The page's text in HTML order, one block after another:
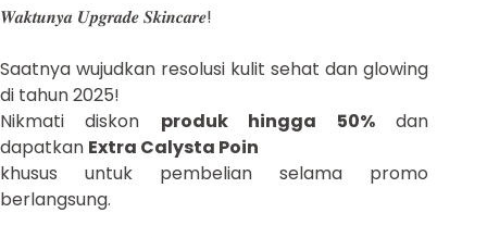
𝑾𝒂𝒌𝒕𝒖𝒏𝒚𝒂 𝑼𝒑𝒈𝒓𝒂𝒅𝒆 𝑺𝒌𝒊𝒏𝒄𝒂𝒓𝒆!
Saatnya wujudkan resolusi kulit sehat dan glowing
di tahun 2025!
Nikmati diskon produk hingga 50%dan
dapatkan Extra Calysta Poin
khusus untuk pembelian selama promo
berlangsung.